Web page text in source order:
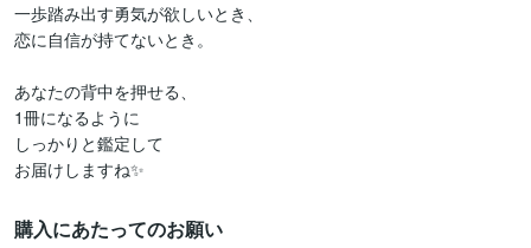
一歩踏み出す勇気が欲しいとき、
恋に自信が持てないとき。
あなたの背中を押せる、
1冊になるように
しっかりと鑑定して
お届けしますね✨
購入にあたってのお願い